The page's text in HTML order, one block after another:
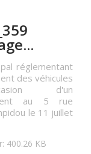
réglementant
des véhicules
d'un
au 5 rue
le 11 juillet
400.26 KB